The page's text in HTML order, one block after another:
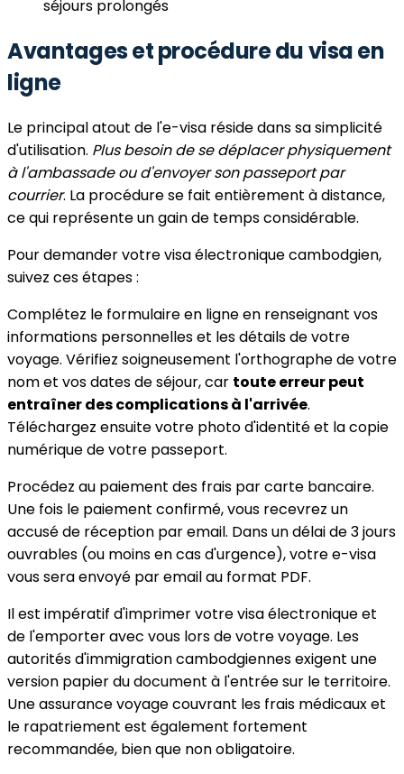
séjours prolongés
Avantages et procédure du visa en
ligne
Le principal atout de l'e-visa réside dans sa simplicité
d'utilisation. Plus besoin de se déplacer physiquement
à l'ambassade ou d'envoyer son passeport par
courrier. La procédure se fait entièrement à distance,
ce qui représente un gain de temps considérable.
Pour demander votre visa électronique cambodgien,
suivez ces étapes :
Complétez le formulaire en ligne en renseignant vos
informations personnelles et les détails de votre
voyage. Vérifiez soigneusement l'orthographe de votre
nom et vos dates de séjour, car toute erreur peut
entraîner des complications à l'arrivée.
Téléchargez ensuite votre photo d'identité et la copie
numérique de votre passeport.
Procédez au paiement des frais par carte bancaire.
Une fois le paiement confirmé, vous recevrez un
accusé de réception par email. Dans un délai de 3 jours
ouvrables (ou moins en cas d'urgence), votre e-visa
vous sera envoyé par email au format PDF.
Il est impératif d'imprimer votre visa électronique et
de l'emporter avec vous lors de votre voyage. Les
autorités d'immigration cambodgiennes exigent une
version papier du document à l'entrée sur le territoire.
Une assurance voyage couvrant les frais médicaux et
le rapatriement est également fortement
recommandée, bien que non obligatoire.